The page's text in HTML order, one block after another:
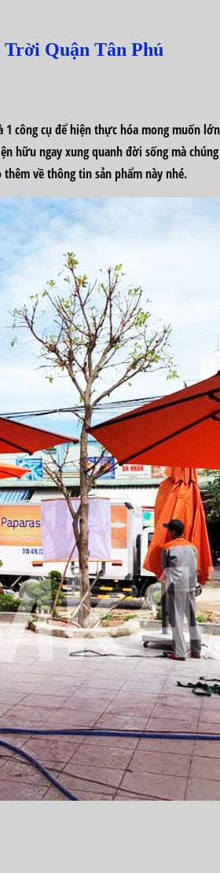
Quận Tân Phú
1 công cụđể hiện thực hóa mong muốn
hữu ngay xung quanh đời sống mà
thêm vềthông tinsản phẩm này nhé.